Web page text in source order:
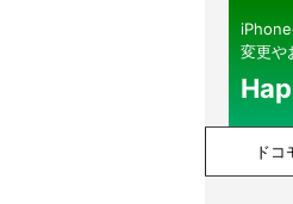
変更や
ドコ